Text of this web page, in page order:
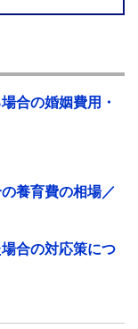
合の婚姻費用・
養育費の相場／
合の対応策につ